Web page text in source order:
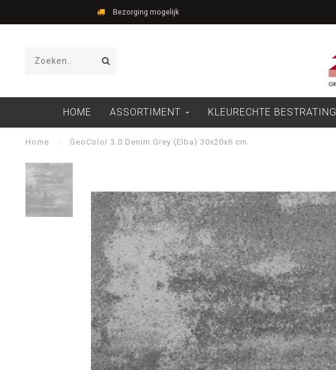
Bezorging mogelijk
HOME ASSORTIMENT KLEURECHTE BESTRATING
Home / GeoColor 3.0 Denim Grey (Elba) 30x20x6 cm